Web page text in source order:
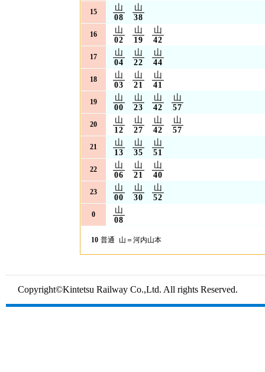
15
山
08
山
38
16
山
02
山
19
山
42
17
山
04
山
22
山
44
18
山
03
山
21
山
41
19
山
00
山
23
山
42
山
57
20
山
12
山
27
山
42
山
57
21
山
13
山
35
山
51
22
山
06
山
21
山
40
23
山
00
山
30
山
52
0
山
08
10 普通 山＝河内山本